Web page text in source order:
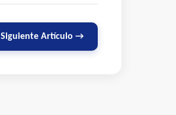
Siguiente Artículo →